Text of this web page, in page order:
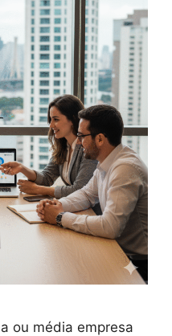
ou média empresa